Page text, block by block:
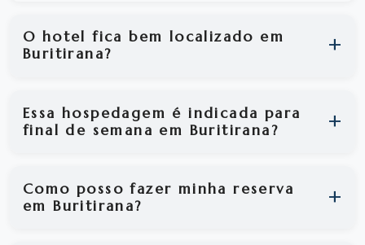
O hotel fica bem localizado em
Buritirana?
Essa hospedagem é indicada para
final de semana em Buritirana?
Como posso fazer minha reserva
em Buritirana?